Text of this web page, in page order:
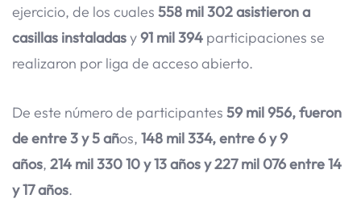
ejercicio, de los cuales 558 mil 302 asistieron a
casillas instaladasy91 mil 394 participaciones se
realizaron por liga de acceso abierto.
De este número de participantes 59 mil 956, fueron
de entre 3 y 5 años, 148 mil 334, entre 6 y 9
años, 214 mil 330 10 y 13 años y 227 mil 076 entre 14
y 17 años.